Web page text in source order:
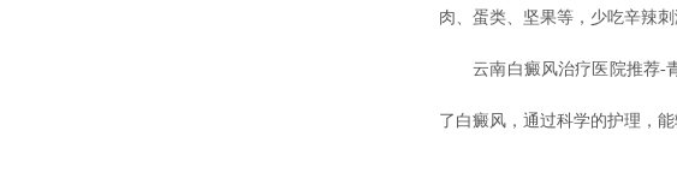
肉、蛋类、坚果等，少吃辛辣
云南白癜风治疗医院推荐-青
了白癜风，通过科学的护理，